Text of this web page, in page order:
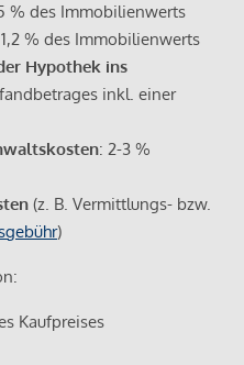
% des Immobilienwerts
% des Immobilienwerts
Hypothek ins
inkl. einer
: 2-3 %
(z. B. Vermittlungs- bzw.
)
Kaufpreises